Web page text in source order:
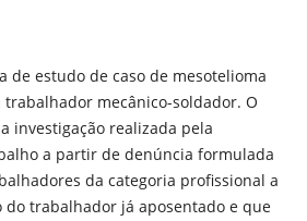
de estudo de caso de mesotelioma
mecânico-soldador. O
investigação realizada pela
a partir de denúncia formulada
da categoria profissional a
trabalhador já aposentado e que